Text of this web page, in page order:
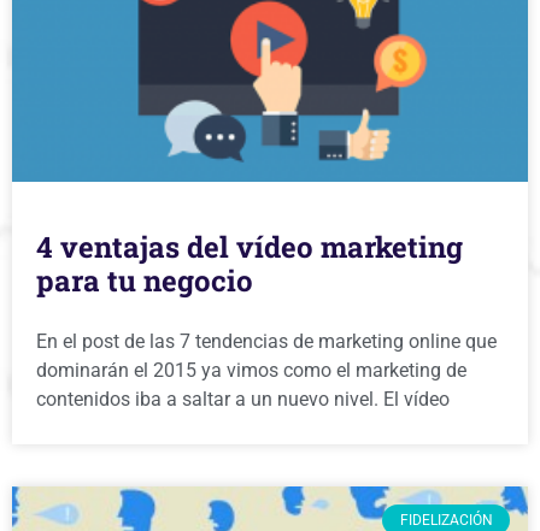
4 ventajas del vídeo marketing
para tu negocio
En el post de las 7 tendencias de marketing online que
dominarán el 2015 ya vimos como el marketing de
contenidos iba a saltar a un nuevo nivel. El vídeo
FIDELIZACIÓN